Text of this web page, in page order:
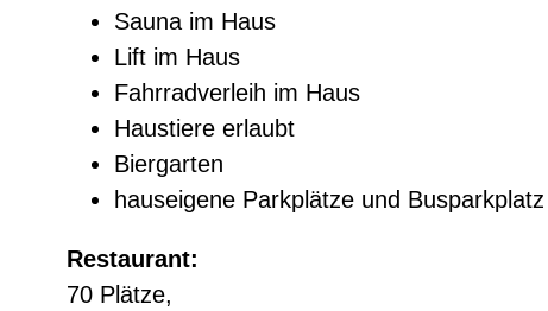
Sauna im Haus
Lift im Haus
Fahrradverleih im Haus
Haustiere erlaubt
Biergarten
hauseigene Parkplätze und Busparkplatz
Restaurant:
70 Plätze,